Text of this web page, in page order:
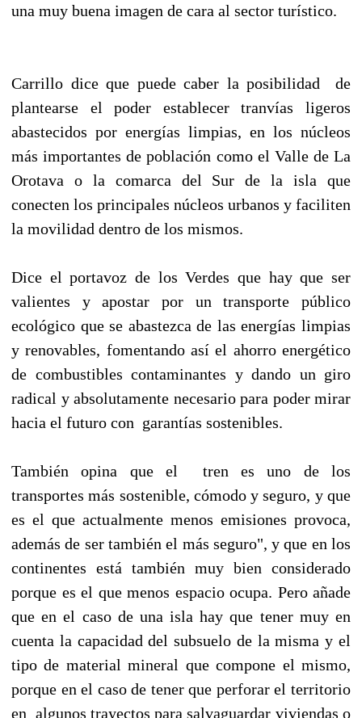
una muy buena imagen de cara al sector turístico.
Carrillo dice que puede caber la posibilidad de
plantearse el poder establecer tranvías ligeros
abastecidos por energías limpias, en los núcleos
más importantes de población como el Valle de La
Orotava o la comarca del Sur de la isla que
conecten los principales núcleos urbanos y faciliten
la movilidad dentro de los mismos.
Dice el portavoz de los Verdes que hay que ser
valientes y apostar por un transporte público
ecológico que se abastezca de las energías limpias
y renovables, fomentando así el ahorro energético
de combustibles contaminantes y dando un giro
radical y absolutamente necesario para poder mirar
hacia el futuro con garantías sostenibles.
También opina que el tren es uno de los
transportes más sostenible, cómodo y seguro, y que
es el que actualmente menos emisiones provoca,
además de ser también el más seguro", y que en los
continentes está también muy bien considerado
porque es el que menos espacio ocupa. Pero añade
que en el caso de una isla hay que tener muy en
cuenta la capacidad del subsuelo de la misma y el
tipo de material mineral que compone el mismo,
porque en el caso de tener que perforar el territorio
en algunos trayectos para salvaguardar viviendas o